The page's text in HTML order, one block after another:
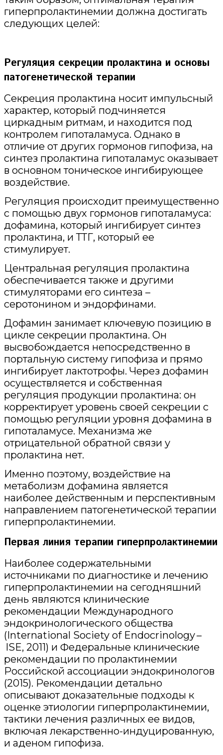
гиперпролактинемии должна достигать
следующих целей:
Регуляция секреции пролактина и основы
патогенетической терапии
Секреция пролактина носит импульсный
характер, который подчиняется
циркадным ритмам, и находится под
контролем гипоталамуса. Однако в
отличие от других гормонов гипофиза, на
синтез пролактина гипоталамус оказывает
в основном тоническое ингибирующее
воздействие.
Регуляция происходит преимущественно
с помощью двух гормонов гипоталамуса:
дофамина, который ингибирует синтез
пролактина, и ТТГ, который ее
стимулирует.
Центральная регуляция пролактина
обеспечивается также и другими
стимуляторами его синтеза –
серотонином и эндорфинами.
Дофамин занимает ключевую позицию в
цикле секреции пролактина. Он
высвобождается непосредственно в
портальную систему гипофиза и прямо
ингибирует лактотрофы. Через дофамин
осуществляется и собственная
регуляция продукции пролактина: он
корректирует уровень своей секреции с
помощью регуляции уровня дофамина в
гипоталамусе. Механизма же
отрицательной обратной связи у
пролактина нет.
Именно поэтому, воздействие на
метаболизм дофамина является
наиболее действенным и перспективным
направлением патогенетической терапии
гиперпролактинемии.
Первая линия терапии гиперпролактинемии
Наиболее содержательными
источниками по диагностике и лечению
гиперпролактинемии на сегодняшний
день являются клинические
рекомендации Международного
эндокринологического общества
(International Society of Endocrinology –
ISE, 2011) и Федеральные клинические
рекомендации по пролактинемии
Российской ассоциации эндокринологов
(2015). Рекомендации детально
описывают доказательные подходы к
оценке этиологии гиперпролактинемии,
тактики лечения различных ее видов,
включая лекарственно-индуцированную,
и аденом гипофиза.